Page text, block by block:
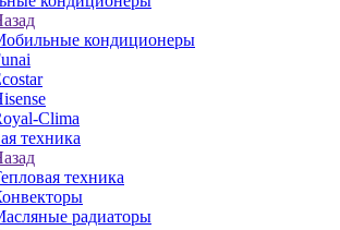
кондиционеры
Clima
техника
техника
радиаторы